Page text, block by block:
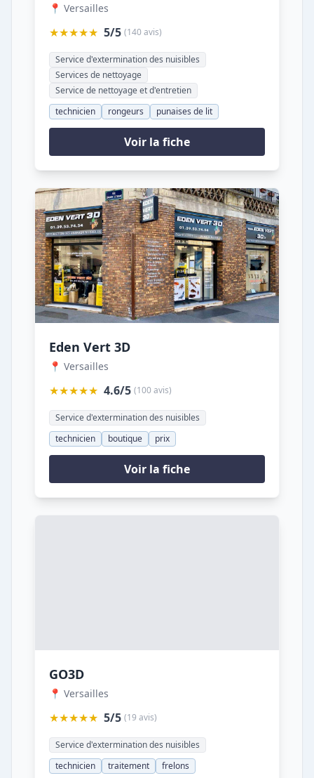
📍 Versailles
★★★★★ 5/5 (140 avis)
Service d'extermination des nuisibles
Services de nettoyage
Service de nettoyage et d'entretien
technicien
rongeurs punaises de lit
Voir la fiche
Eden Vert 3D
📍 Versailles
★★★★★ 4.6/5 (100 avis)
Service d'extermination des nuisibles
technicien
boutique prix
Voir la fiche
GO3D
📍 Versailles
★★★★★ 5/5 (19 avis)
Service d'extermination des nuisibles
technicien
traitement frelons